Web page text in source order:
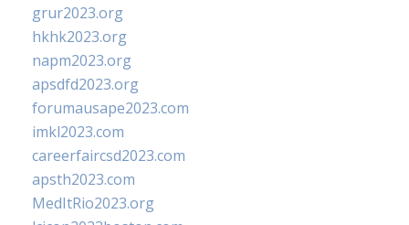
grur2023.org
hkhk2023.org
napm2023.org
apsdfd2023.org
forumausape2023.com
imkl2023.com
careerfaircsd2023.com
apsth2023.com
MedItRio2023.org